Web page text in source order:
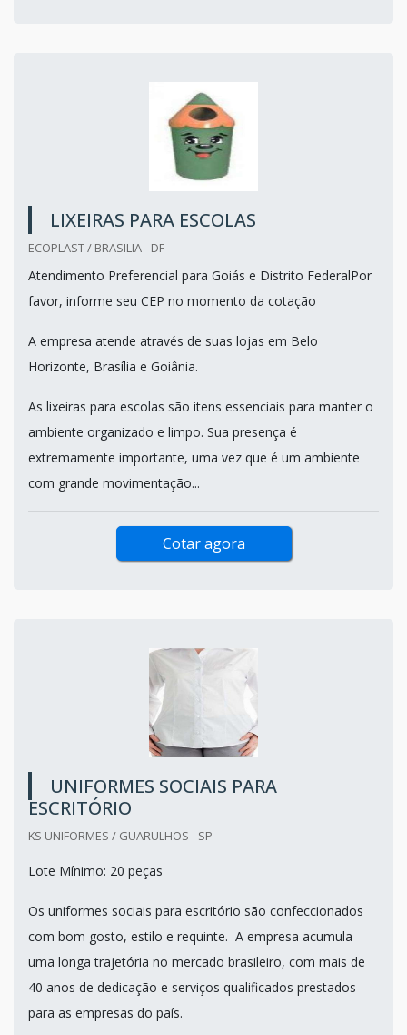
LIXEIRAS PARA ESCOLAS
ECOPLAST / BRASILIA - DF
Atendimento Preferencial para Goiás e Distrito FederalPor
favor, informe seu CEP no momento da cotação
A empresa atende através de suas lojas em Belo
Horizonte, Brasília e Goiânia.
As lixeiras para escolas são itens essenciais para manter o
ambiente organizado e limpo. Sua presença é
extremamente importante, uma vez que é um ambiente
com grande movimentação...
Cotar agora
UNIFORMES SOCIAIS PARA
ESCRITÓRIO
KS UNIFORMES / GUARULHOS - SP
Lote Mínimo: 20 peças
Os uniformes sociais para escritório são confeccionados
com bom gosto, estilo e requinte. A empresa acumula
uma longa trajetória no mercado brasileiro, com mais de
40 anos de dedicação e serviços qualificados prestados
para as empresas do país.